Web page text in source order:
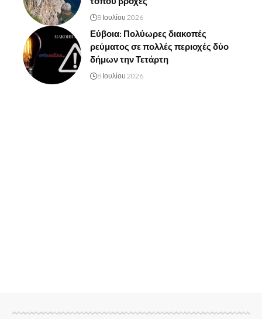
8 Ιουλίου 2026
Εύβοια: Πολύωρες διακοπές
ρεύματος σε πολλές περιοχές δύο
δήμων την Τετάρτη
8 Ιουλίου 2026